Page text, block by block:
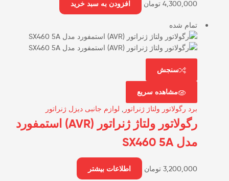
4,300,000 تومان افزودن به سبد خرید
تمام شده
سنجش
مشاهده سریع
برد رگولاتور ولتاژ ژنراتور لوازم جانبی دیزل ژنراتور
رگولاتور ولتاژ ژنراتور (AVR) استمفورد
مدل SX460 5A
3,200,000 تومان اطلاعات بیشتر